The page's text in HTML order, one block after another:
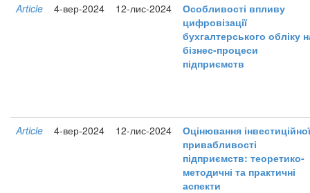
Article 4-вер-2024 12-лис-2024
Особливості впливу
цифровізації
бухгалтерського обліку
бізнес-процеси
підприємств
Article 4-вер-2024 12-лис-2024
Оцінювання інвестиційної
привабливості
підприємств: теоретико-
методичні та практичні
аспекти